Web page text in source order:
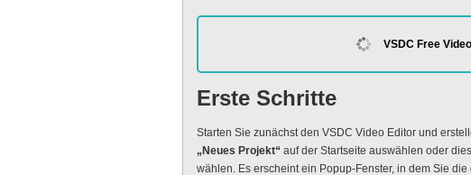
VSDC Free
Erste Schritte
Starten Sie zunächst den VSDC Video Editor und
„Neues Projekt“ auf der Startseite auswählen oder
wählen. Es erscheint ein Popup-Fenster, in dem Sie